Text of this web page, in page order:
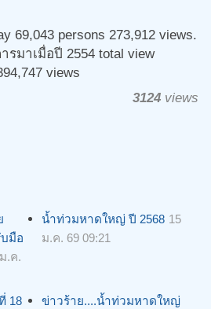
69,043 persons 273,912 views.
มาเมื่อปี 2554 total view
views
3124 views
มือ
.ค.
น้ำท่วมหาดใหญ่ ปี 2568 15
ม.ค. 69 09:21
18
ข่าวร้าย....น้ำท่วมหาดใหญ่